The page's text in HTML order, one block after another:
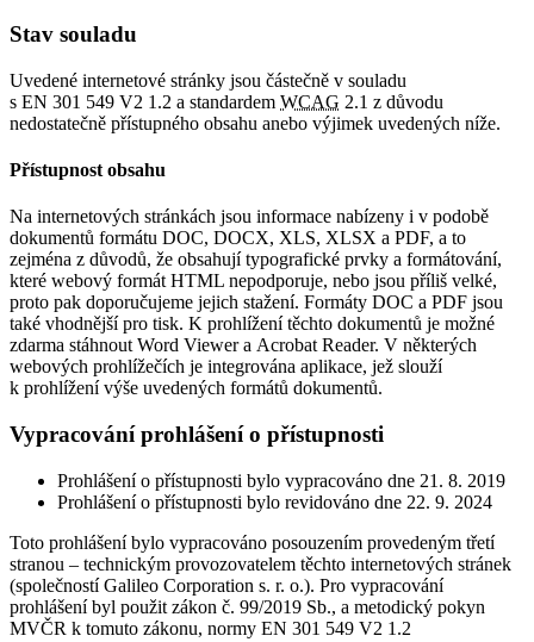
Stav souladu
Uvedené internetové stránky jsou částečně v souladu
s EN 301 549 V2 1.2 a standardem WCAG 2.1 z důvodu
nedostatečně přístupného obsahu anebo výjimek uvedených níže.
Přístupnost obsahu
Na internetových stránkách jsou informace nabízeny i v podobě
dokumentů formátu DOC, DOCX, XLS, XLSX a PDF, a to
zejména z důvodů, že obsahují typografické prvky a formátování,
které webový formát HTML nepodporuje, nebo jsou příliš velké,
proto pak doporučujeme jejich stažení. Formáty DOC a PDF jsou
také vhodnější pro tisk. K prohlížení těchto dokumentů je možné
zdarma stáhnout Word Viewer a Acrobat Reader. V některých
webových prohlížečích je integrována aplikace, jež slouží
k prohlížení výše uvedených formátů dokumentů.
Vypracování prohlášení o přístupnosti
Prohlášení o přístupnosti bylo vypracováno dne 21. 8. 2019
Prohlášení o přístupnosti bylo revidováno dne 22. 9. 2024
Toto prohlášení bylo vypracováno posouzením provedeným třetí
stranou – technickým provozovatelem těchto internetových stránek
(společností Galileo Corporation s. r. o.). Pro vypracování
prohlášení byl použit zákon č. 99/2019 Sb., a metodický pokyn
MVČR k tomuto zákonu, normy EN 301 549 V2 1.2